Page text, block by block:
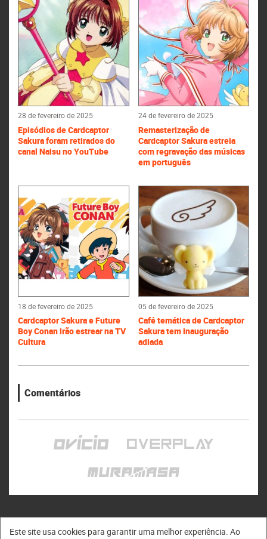
28 de fevereiro de 2025
Episódios de Cardcaptor
Sakura foram retirados do
canal Naisu no YouTube
24 de fevereiro de 2025
Remasterização de
Cardcaptor Sakura estreia
com regravação das músicas
em português
18 de fevereiro de 2025
Cardcaptor Sakura e Future
Boy Conan irão estrear na TV
Cultura
05 de fevereiro de 2025
Café temática de Cardcaptor
Sakura tem inauguração
adiada
Comentários
Este site usa cookies para garantir uma melhor experiência. Ao